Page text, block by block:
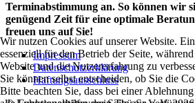
Terminabstimmung an. So können wir
genügend Zeit für eine optimale
freuen uns auf Sie!
Impressum
Datenschutzerklärung
Haftungsausschluss
Wir nutzen Cookies auf unserer Website.
essenziell für den Betrieb der Seite,
Website und die Nutzererfahrung zu
Sie können selbst entscheiden, ob Sie die
Bitte beachten Sie, dass bei einer